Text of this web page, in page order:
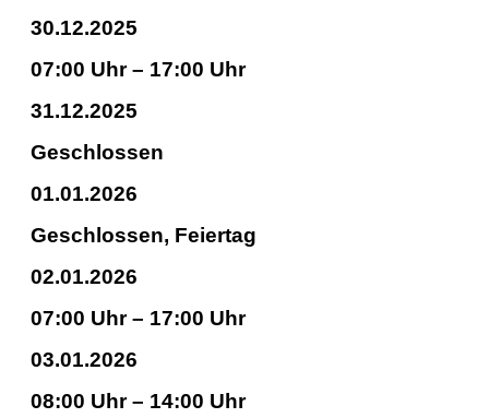
30.12.2025
07:00 Uhr – 17:00 Uhr
31.12.2025
Geschlossen
01.01.2026
Geschlossen, Feiertag
02.01.2026
07:00 Uhr – 17:00 Uhr
03.01.2026
08:00 Uhr – 14:00 Uhr